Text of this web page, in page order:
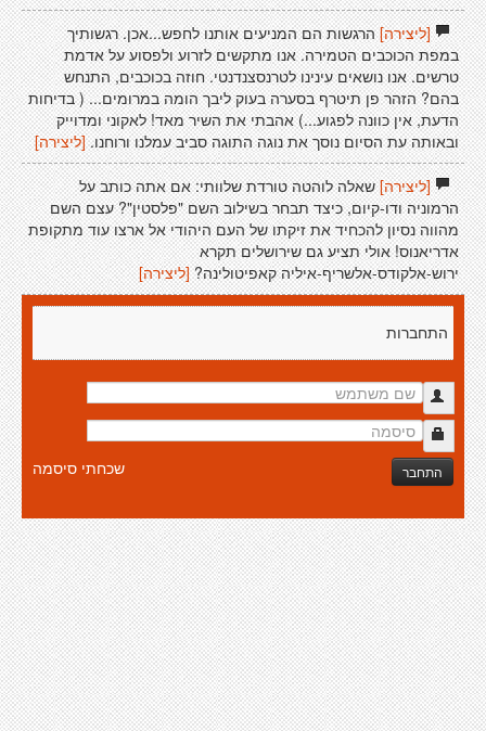
[ליצירה]הרגשות הם המניעים אותנו לחפש...אכן. רגשותיך
במפת הכוכבים הטמירה. אנו מתקשים לזרוע ולפסוע על אדמת
טרשים. אנו נושאים עינינו לטרנסצנדנטי. חוזה בכוכבים, התנחש
בהם? הזהר פן תיטרף בסערה בעוק ליבך הומה במרומים... ( בדיחות
הדעת, אין כוונה לפגוע...) אהבתי את השיר מאד! לאקוני ומדוייק
ובאותה עת הסיום נוסך את נוגה התוגה סביב עמלנו ורוחנו.[ליצירה]
[ליצירה]שאלה לוהטה טורדת שלוותי: אם אתה כותב על
הרמוניה ודו-קיום, כיצד תבחר בשילוב השם "פלסטין"? עצם השם
מהווה נסיון להכחיד את זיקתו של העם היהודי אל ארצו עוד מתקופת
אדריאנוס! אולי תציע גם שירושלים תקרא
ירוש-אלקודס-אלשריף-איליה קאפיטולינה? [ליצירה]
התחברות
התחבר שכחתי סיסמה